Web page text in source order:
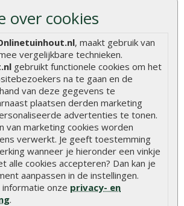
over cookies
, maakt gebruik van
vergelijkbare technieken.
gebruikt functionele cookies om het
na te gaan en de
van deze gegevens te
plaatsen derden marketing
advertenties te tonen.
van marketing cookies worden
verwerkt. Je geeft toestemming
wanneer je hieronder een vinkje
alle cookies accepteren? Dan kan je
aanpassen in de instellingen.
onze privacy- en
.
Blokhut Julia 315 x 315 cm
Blokhut Julia 315 x 315 cm..
€ 2.999,00